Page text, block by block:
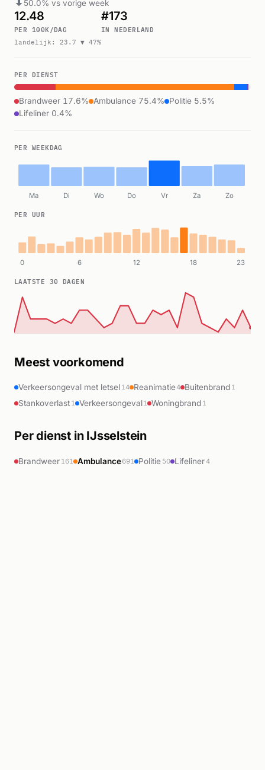
50.0% vs vorige week
12.48
PER 100K/DAG
landelijk: 23.7 ▼ 47%
#173
IN NEDERLAND
PER DIENST
Brandweer 17.6% Ambulance 75.4%
Politie 5.5%
Lifeliner 0.4%
PER WEEKDAG
Ma Di Wo Do Vr Za Zo
PER UUR
0 6 12 18 23
LAATSTE 30 DAGEN
Meest voorkomend
Verkeersongeval met letsel 14 Reanimatie4 Buitenbrand 1
Stankoverlast 1 Verkeersongeval1 Woningbrand 1
Per dienst in IJsselstein
Brandweer 161 Ambulance691 Politie 50 Lifeliner4